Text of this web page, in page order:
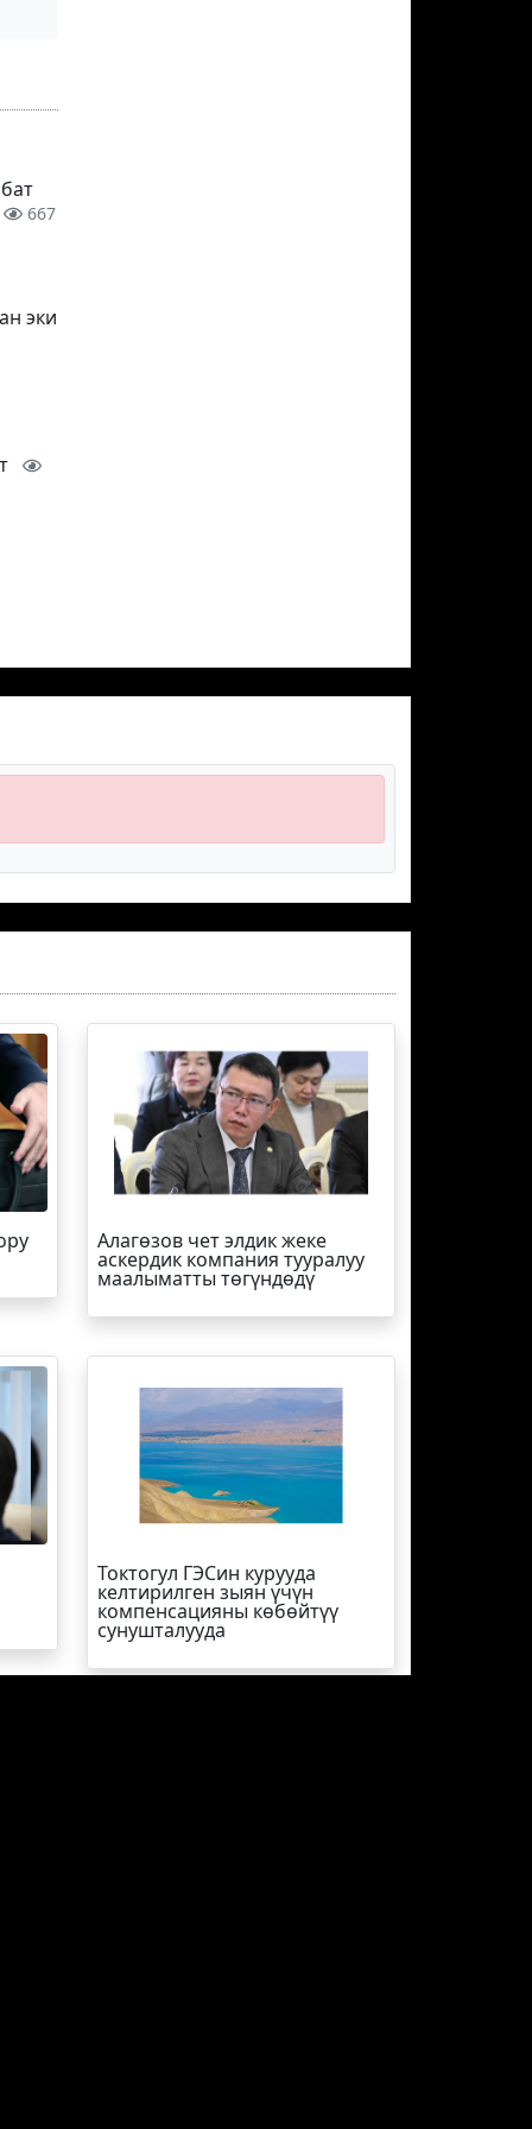
667
эки
Алагөзов чет элдик жеке
аскердик компания тууралуу
маалыматты төгүндөдү
Токтогул ГЭСин курууда
келтирилген зыян үчүн
компенсацияны көбөйтүү
сунушталууда